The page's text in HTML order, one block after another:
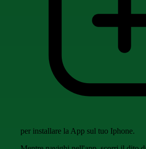
per installare la App sul tuo Iphone.